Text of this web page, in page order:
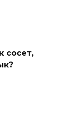
сосет,